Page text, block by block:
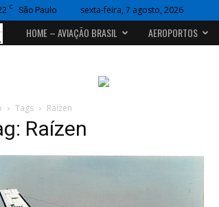
C São Paulo sexta-feira, 7 agosto, 2026
Portal
HOME – AVIAÇÃO BRASIL AEROPORTOS
Tags Raízen
Raízen